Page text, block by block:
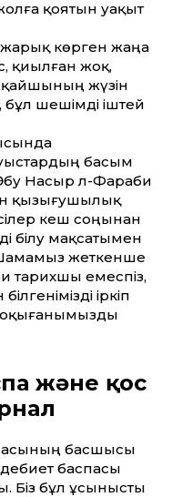
қоятын уақыт
көрген жаңа
қиылған жоқ,
қайшының жүзін
шешімді іштей
басым
Насыр әл-Фараби
қызығушылық
кеш соңынан
білу мақсатымен
Шамамыз жеткенше
тарихшы емеспіз,
іркіп
және қос
басшысы
баспасы
Біз бұл ұсынысты